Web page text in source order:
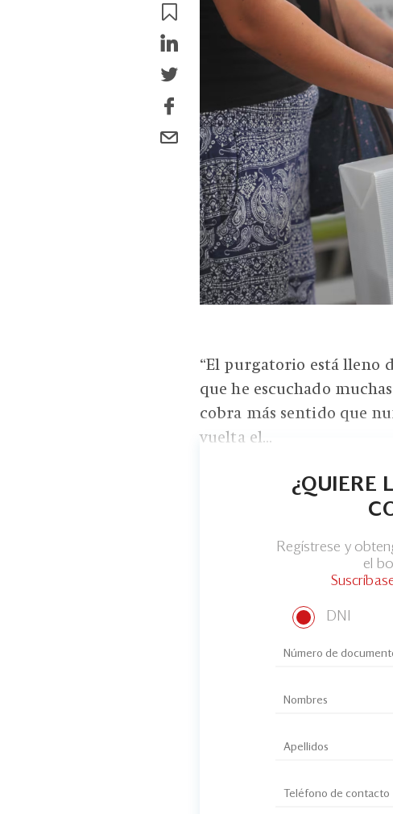
“El purgatorio está lleno
que he escuchado
cobra más sentido que
vuelta el...
¿QUIERE
Regístrese y
el
DNI